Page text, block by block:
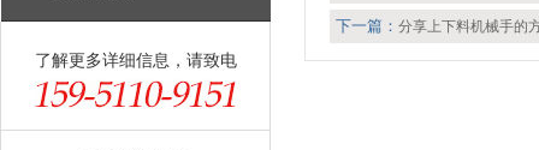
了解更多详细信息，请致电
下一篇： 分享上下料机械手的